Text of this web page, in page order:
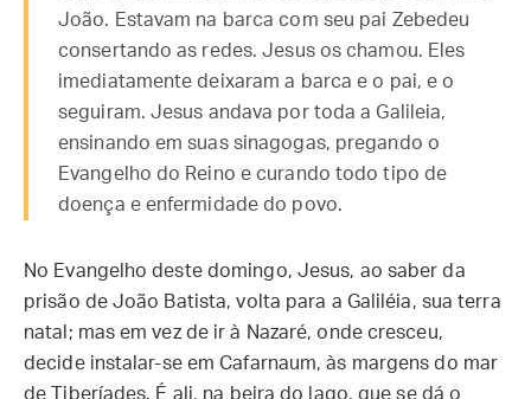
João. Estavam na barca com seu pai Zebedeu
consertando as redes. Jesus os chamou. Eles
imediatamente deixaram a barca e o pai, e o
seguiram. Jesus andava por toda a Galileia,
ensinando em suas sinagogas, pregando o
Evangelho do Reino e curando todo tipo de
doença e enfermidade do povo.
No Evangelho deste domingo, Jesus, ao saber da
prisão de João Batista, volta para a Galiléia, sua terra
natal; mas em vez de ir à Nazaré, onde cresceu,
decide instalar-se em Cafarnaum, às margens do mar
de Tiberíades. É ali, na beira do lago, que se dá o